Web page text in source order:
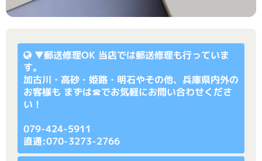
▼郵送修理OK 当店では郵送修理も行っていま
す。
加古川・高砂・姫路・明石やその他、兵庫県内外の
お客様も まずは☎でお気軽にお問い合わせくださ
い！
079-424-5911
直通:070-3273-2766